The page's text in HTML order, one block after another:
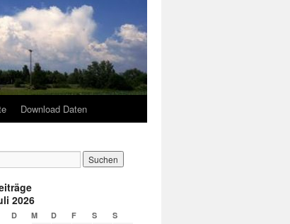
Download Daten
2026
D M D F S S